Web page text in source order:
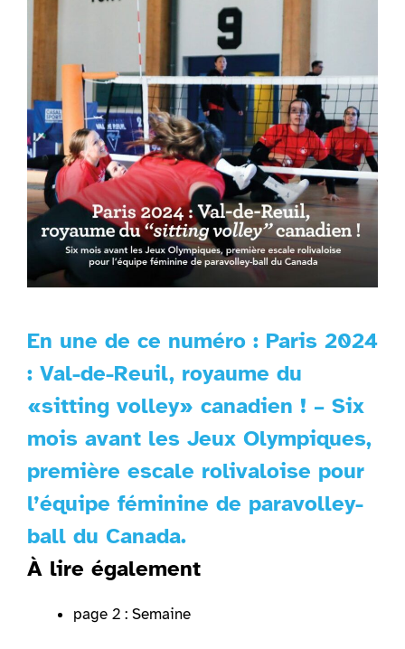
En une de ce numéro : Paris 2024
: Val-de-Reuil, royaume du
«sitting volley» canadien ! – Six
mois avant les Jeux Olympiques,
première escale rolivaloise pour
l’équipe féminine de paravolley-
ball du Canada.
À lire également
page 2 : Semaine